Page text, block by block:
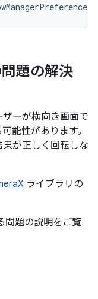
題の解決
ーが横向き画面で
能性があります。
が正しく回転しな
ライブラリの
問題の説明をご覧